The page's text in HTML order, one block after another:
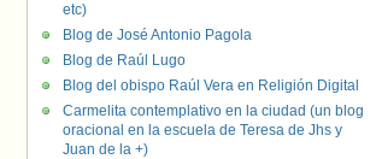
etc)
Blog de José Antonio Pagola
Blog de Raúl Lugo
Blog del obispo Raúl Vera en Religión Digital
Carmelita contemplativo en la ciudad (un blog
oracional en la escuela de Teresa de Jhs y
Juan de la +)